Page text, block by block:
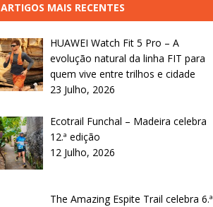
ARTIGOS MAIS RECENTES
HUAWEI Watch Fit 5 Pro – A
evolução natural da linha FIT para
quem vive entre trilhos e cidade
23 Julho, 2026
Ecotrail Funchal – Madeira celebra
12.ª edição
12 Julho, 2026
The Amazing Espite Trail celebra 6.ª